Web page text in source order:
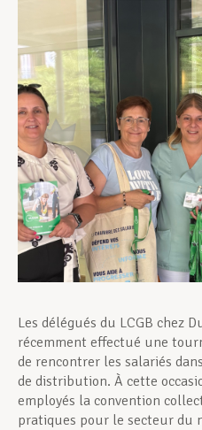
Assistance en vie
Développement
Devenir Membre
Actualités
Les délégués du LCGB chez
récemment effectué une
de rencontrer les salariés
de distribution. À cette
employés la convention
pratiques pour le secteur du